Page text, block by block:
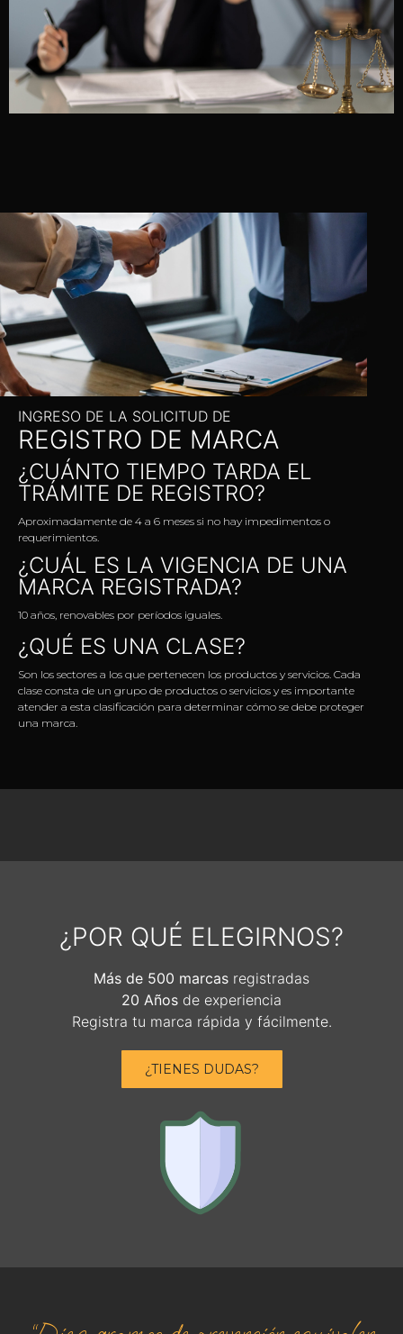
INGRESO DE LA SOLICITUD DE
REGISTRO DE MARCA
¿CUÁNTO TIEMPO TARDA EL
TRÁMITE DE REGISTRO?
Aproximadamente de 4 a 6 meses si no hay impedimentos o
requerimientos.
¿CUÁL ES LA VIGENCIA DE UNA
MARCA REGISTRADA?
10 años, renovables por períodos iguales.
¿QUÉ ES UNA CLASE?
Son los sectores a los que pertenecen los productos y servicios. Cada
clase consta de un grupo de productos o servicios y es importante
atender a esta clasificación para determinar cómo se debe proteger
una marca.
¿POR QUÉ ELEGIRNOS?
Más de 500 marcas registradas
20 Años de experiencia
Registra tu marca rápida y fácilmente.
¿TIENES DUDAS?